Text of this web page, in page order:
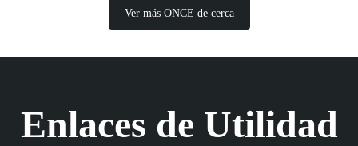
Ver más ONCE de cerca
Enlaces de Utilidad